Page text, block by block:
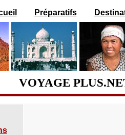
Préparatifs
VOYAGE